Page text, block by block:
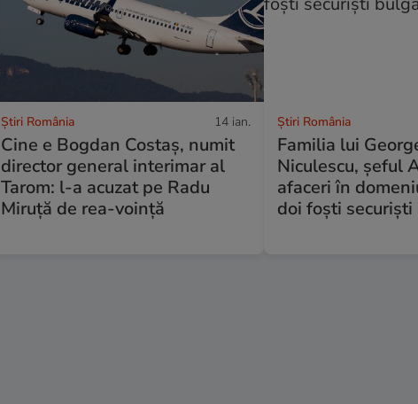
Știri România 14 ian.
Cine e Bogdan Costaş, numit
director general interimar al
Tarom: l-a acuzat pe Radu
Miruță de rea-voință
Știri România
Familia lui
Niculescu, șeful
afaceri în
doi foști